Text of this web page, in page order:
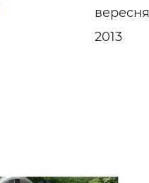
вересня
2013